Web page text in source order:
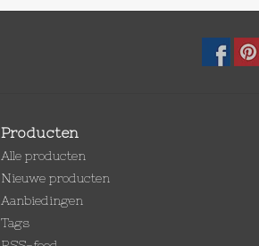
Producten
Alle producten
Nieuwe producten
Aanbiedingen
Tags